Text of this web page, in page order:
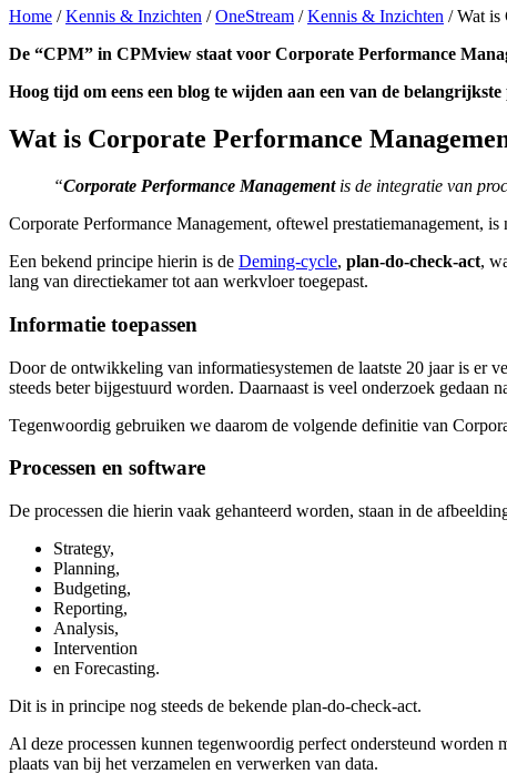
Home /Kennis & Inzichten /OneStream /Kennis & Inzichten /Wat is
De “CPM” in CPMview staat voor Corporate Performance
Hoog tijd om eens een blog te wijden aan een van de
Wat is Corporate Performance
“Corporate Performance Managementis de integratie van
Corporate Performance Management, oftewel prestatiemanagement,
Een bekend principe hierin is de Deming-cycle, plan-do-check-act,
lang van directiekamer tot aan werkvloer toegepast.
Informatie toepassen
Door de ontwikkeling van informatiesystemen de laatste 20 jaar is er
steeds beter bijgestuurd worden. Daarnaast is veel onderzoek gedaan
Tegenwoordig gebruiken we daarom de volgende definitie van
Processen en software
De processen die hierin vaak gehanteerd worden, staan in de
Strategy,
Planning,
Budgeting,
Reporting,
Analysis,
Intervention
en Forecasting.
Dit is in principe nog steeds de bekende plan-do-check-act.
Al deze processen kunnen tegenwoordig perfect ondersteund worden
plaats van bij het verzamelen en verwerken van data.